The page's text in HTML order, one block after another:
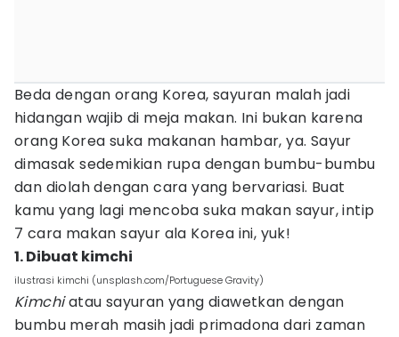
Beda dengan orang Korea, sayuran malah jadi
hidangan wajib di meja makan. Ini bukan karena
orang Korea suka makanan hambar, ya. Sayur
dimasak sedemikian rupa dengan bumbu-bumbu
dan diolah dengan cara yang bervariasi. Buat
kamu yang lagi mencoba suka makan sayur, intip
7 cara makan sayur ala Korea ini, yuk!
1. Dibuat kimchi
ilustrasi kimchi (unsplash.com/Portuguese Gravity)
Kimchiatau sayuran yang diawetkan dengan
bumbu merah masih jadi primadona dari zaman